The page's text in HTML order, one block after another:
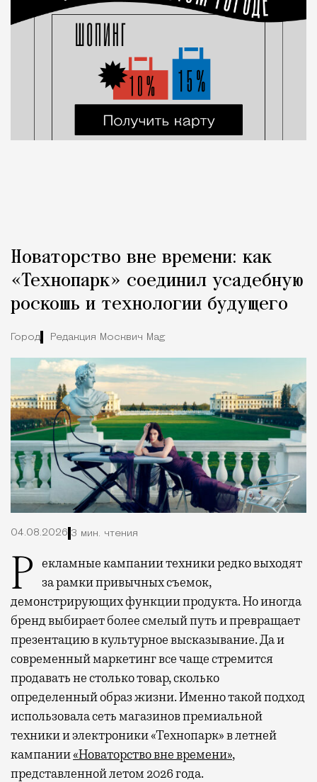
Новаторство вне времени: как
«Технопарк» соединил усадебную
роскошь и технологии будущего
Город Редакция Москвич Mag
04.08.2026 3 мин. чтения
Рекламные кампании техники редко выходят
за рамки привычных съемок,
демонстрирующих функции продукта. Но иногда
бренд выбирает более смелый путь и превращает
презентацию в культурное высказывание. Да и
современный маркетинг все чаще стремится
продавать не столько товар, сколько
определенный образ жизни. Именно такой подход
использовала сеть магазинов премиальной
техники и электроники «Технопарк» в летней
кампании«Новаторство вне времени»,
представленной летом 2026 года.